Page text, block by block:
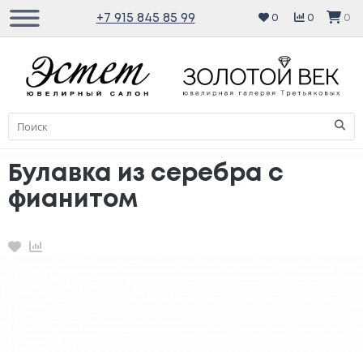
+7 915 845 85 99 0 0 0
Булавка из серебра с
фианитом
Избранное
Сравнение